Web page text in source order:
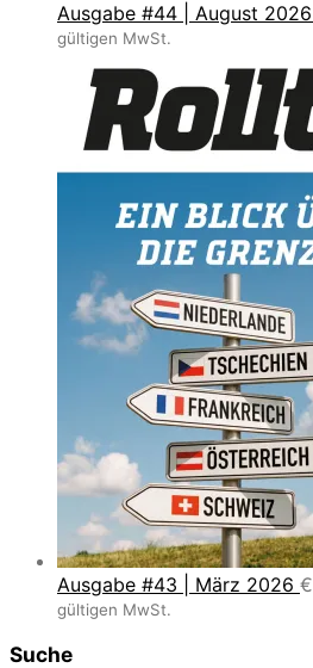
Ausgabe #44 | August 2026
gültigen MwSt.
Ausgabe #43 | März 2026 €
gültigen MwSt.
Suche